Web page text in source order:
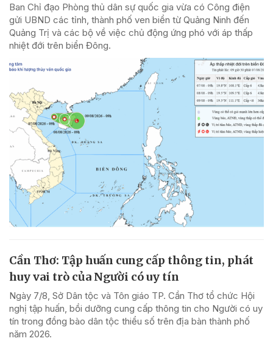
Ban Chỉ đạo Phòng thủ dân sự quốc gia vừa có Công điện
gửi UBND các tỉnh, thành phố ven biển từ Quảng Ninh đến
Quảng Trị và các bộ về việc chủ động ứng phó với áp thấp
nhiệt đới trên biển Đông.
Cần Thơ: Tập huấn cung cấp thông tin, phát
huy vai trò của Người có uy tín
Ngày 7/8, Sở Dân tộc và Tôn giáo TP. Cần Thơ tổ chức Hội
nghị tập huấn, bồi dưỡng cung cấp thông tin cho Người có uy
tín trong đồng bào dân tộc thiểu số trên địa bàn thành phố
năm 2026.